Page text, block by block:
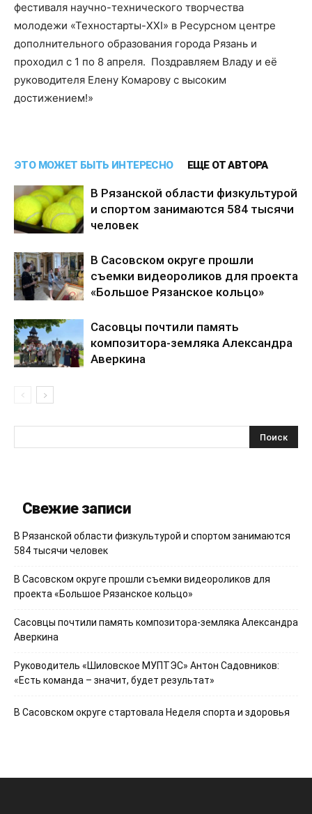
фестиваля научно-технического творчества
молодежи «Техностарты-XXI» в Ресурсном центре
дополнительного образования города Рязань и
проходил с 1 по 8 апреля. Поздравляем Владу и её
руководителя Елену Комарову с высоким
достижением!»
ЭТО МОЖЕТ БЫТЬ ИНТЕРЕСНО ЕЩЕ ОТ АВТОРА
В Рязанской области физкультурой
и спортом занимаются 584 тысячи
человек
В Сасовском округе прошли
съемки видеороликов для проекта
«Большое Рязанское кольцо»
Сасовцы почтили память
композитора-земляка Александра
Аверкина
Свежие записи
В Рязанской области физкультурой и спортом занимаются
584 тысячи человек
В Сасовском округе прошли съемки видеороликов для
проекта «Большое Рязанское кольцо»
Сасовцы почтили память композитора-земляка Александра
Аверкина
Руководитель «Шиловское МУПТЭС» Антон Садовников:
«Есть команда – значит, будет результат»
В Сасовском округе стартовала Неделя спорта и здоровья